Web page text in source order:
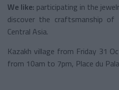
We like: participating in the
discover the craftsmanship
Central Asia.
Kazakh village from Friday 31
from 10am to 7pm, Place du